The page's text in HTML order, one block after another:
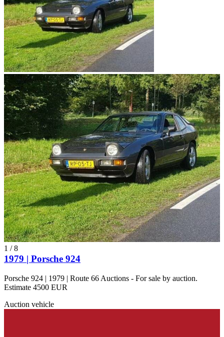
1 /8
1979 | Porsche 924
Porsche 924 | 1979 | Route 66 Auctions - For sale by auction.
Estimate 4500 EUR
Auction vehicle